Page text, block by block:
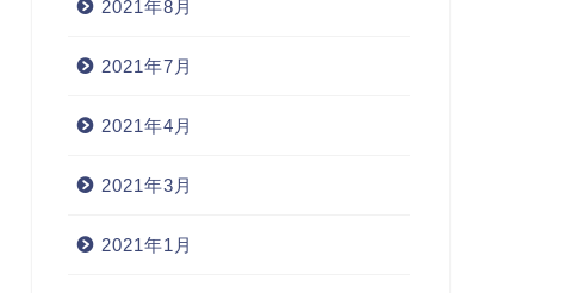
2021年8月
2021年7月
2021年4月
2021年3月
2021年1月